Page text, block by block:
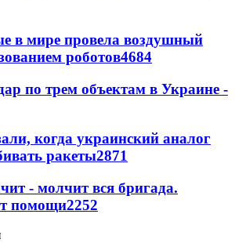
в мире провела воздушный
роботов4684
по трем объектам в Украине -
когда украинский аналог
ракеты2871
- молчит вся бригада.
помощи2252